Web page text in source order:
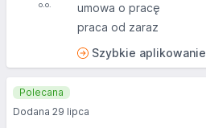
umowa o pracę
praca od zaraz
Szybkie aplikowanie
Polecana
Dodana 29 lipca